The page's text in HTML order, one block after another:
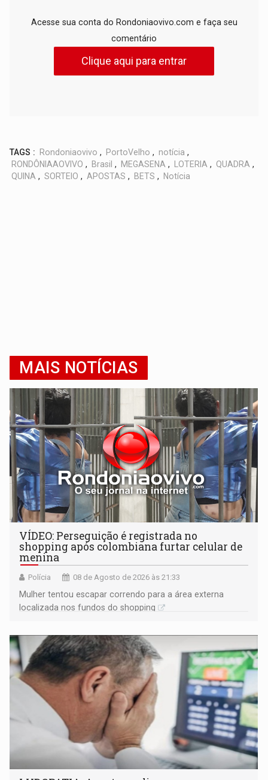
Acesse sua conta do Rondoniaovivo.com e faça seu
comentário
Clique aqui para entrar
TAGS : Rondoniaovivo , PortoVelho , notícia ,
RONDÔNIAAOVIVO , Brasil , MEGASENA , LOTERIA , QUADRA ,
QUINA , SORTEIO , APOSTAS , BETS , Notícia
MAIS NOTÍCIAS
VÍDEO: Perseguição é registrada no
shopping após colombiana furtar celular de
menina
Polícia 08 de Agosto de 2026 às 21:33
Mulher tentou escapar correndo para a área externa
localizada nos fundos do shopping